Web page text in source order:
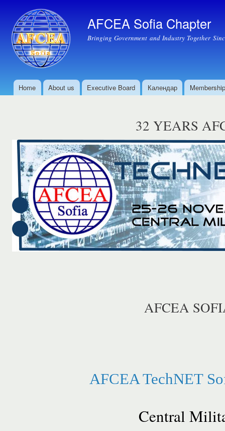
AFCEA Sofia Chapter
Bringing Government and Industry Together
Main menu
Home About us Executive Board Календар Membership
32 YEARS
AFCEA
AFCEA TechNET
Central